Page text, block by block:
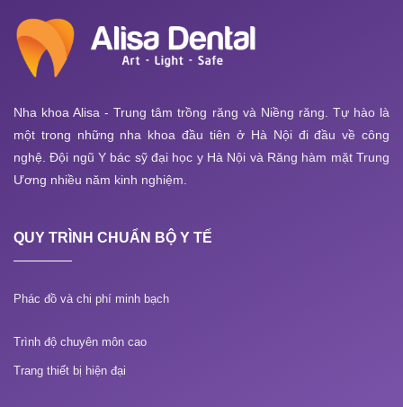
Nha khoa Alisa - Trung tâm trồng răng và Niềng răng. Tự hào là
một trong những nha khoa đầu tiên ở Hà Nội đi đầu về công
nghệ. Đội ngũ Y bác sỹ đại học y Hà Nội và Răng hàm mặt Trung
Ương nhiều năm kinh nghiệm.
QUY TRÌNH CHUẨN BỘ Y TẾ
Phác đồ và chi phí minh bạch
Trình độ chuyên môn cao
Trang thiết bị hiện đại